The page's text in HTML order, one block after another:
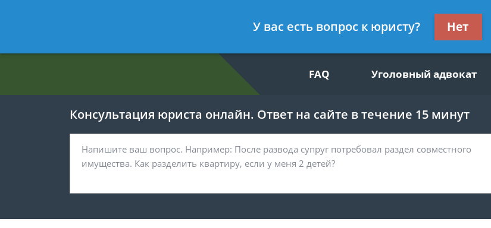
- Юрист по общим вопросам, гражданский юрист
FAQ Уголовный адвокат
Консультация юриста онлайн. Ответ на сайте в течение 15 минут
У вас есть вопрос к юристу? Нет